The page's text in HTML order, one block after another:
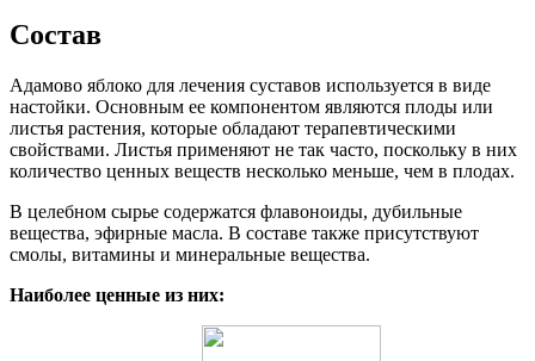
Состав
Адамово яблоко для лечения суставов используется в виде
настойки. Основным ее компонентом являются плоды или
листья растения, которые обладают терапевтическими
свойствами. Листья применяют не так часто, поскольку в них
количество ценных веществ несколько меньше, чем в плодах.
В целебном сырье содержатся флавоноиды, дубильные
вещества, эфирные масла. В составе также присутствуют
смолы, витамины и минеральные вещества.
Наиболее ценные из них: